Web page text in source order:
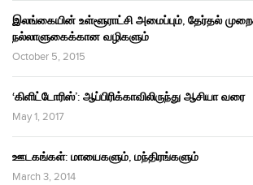
இலங்கையின் உள்ளூராட்சி அமைப்பும், தேர்தல்
நல்லாளுகைக்கான வழிகளும்
October 5, 2015
‘கிளிட்டோரிஸ்’: ஆப்பிரிக்காவிலிருந்து ஆசியா வரை
May 1, 2017
ஊடகங்கள்: மாயைகளும், மந்திரங்களும்
March 3, 2014